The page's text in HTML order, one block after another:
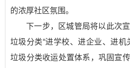
的浓厚社区氛围。
下一步，区城管局将以此次
垃圾分类“进学校、进企业、进机
垃圾分类收运处置体系，巩固宣